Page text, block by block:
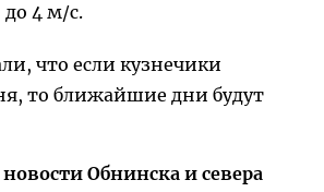
4 м/с.
что если кузнечики
то ближайшие дни будут
Обнинска и севера